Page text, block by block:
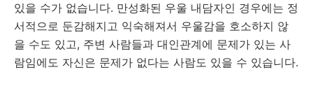
있을 수가 없습니다. 만성화된 우울 내담자인 경우에는 정
서적으로 둔감해지고 익숙해져서 우울감을 호소하지 않
을 수도 있고, 주변 사람들과 대인관계에 문제가 있는 사
람임에도 자신은 문제가 없다는 사람도 있을 수 있습니다.